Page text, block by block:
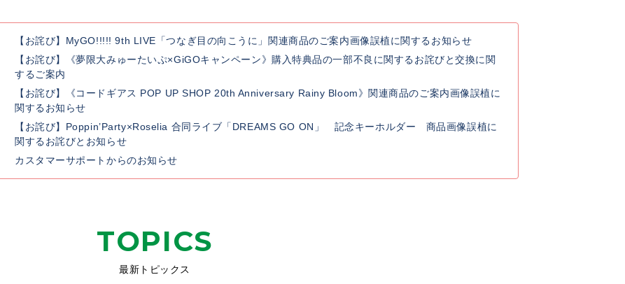
【お詫び】MyGO!!!!! 9th LIVE「つなぎ目の向こうに」関連商品のご案内画像誤植に関するお知らせ
【お詫び】《夢限大みゅーたいぷ×GiGOキャンペーン》購入特典品の一部不良に関するお詫びと交換に関
するご案内
【お詫び】《コードギアス POP UP SHOP 20th Anniversary Rainy Bloom》関連商品のご案内画像誤植に
関するお知らせ
【お詫び】Poppin’Party×Roselia 合同ライブ「DREAMS GO ON」 記念キーホルダー 商品画像誤植に
関するお詫びとお知らせ
カスタマーサポートからのお知らせ
TOPICS
最新トピックス